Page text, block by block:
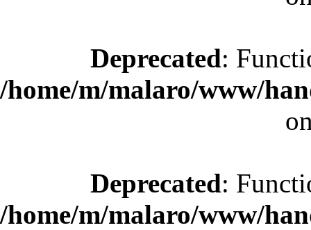
Deprecated:
/home/m/malaro/www/
Deprecated:
/home/m/malaro/www/